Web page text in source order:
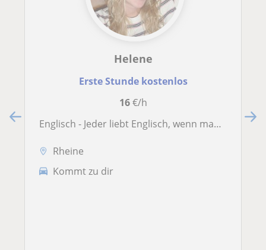
Helene
Erste Stunde kostenlos
16€/h
Englisch - Jeder liebt Englisch, wenn man eine motivierende Lehrerin hat
Rheine
Kommt zu dir